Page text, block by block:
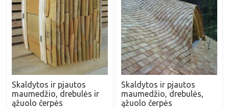
Skaldytos ir pjautos
maumedžio, drebulės ir
ąžuolo čerpės
Skaldytos ir pjautos
maumedžio, drebulės,
ąžuolo čerpės